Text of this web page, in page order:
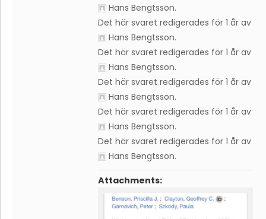
Hans Bengtsson.
Det här svaret redigerades för 1 år av
Hans Bengtsson.
Det här svaret redigerades för 1 år av
Hans Bengtsson.
Det här svaret redigerades för 1 år av
Hans Bengtsson.
Det här svaret redigerades för 1 år av
Hans Bengtsson.
Det här svaret redigerades för 1 år av
Hans Bengtsson.
Attachments: